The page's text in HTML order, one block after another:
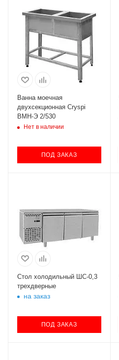
Ванна моечная
двухсекционная Cryspi
ВМН-Э 2/530
Нет в наличии
ПОД ЗАКАЗ
Стол холодильный ШС-0,3
трехдверные
на заказ
ПОД ЗАКАЗ